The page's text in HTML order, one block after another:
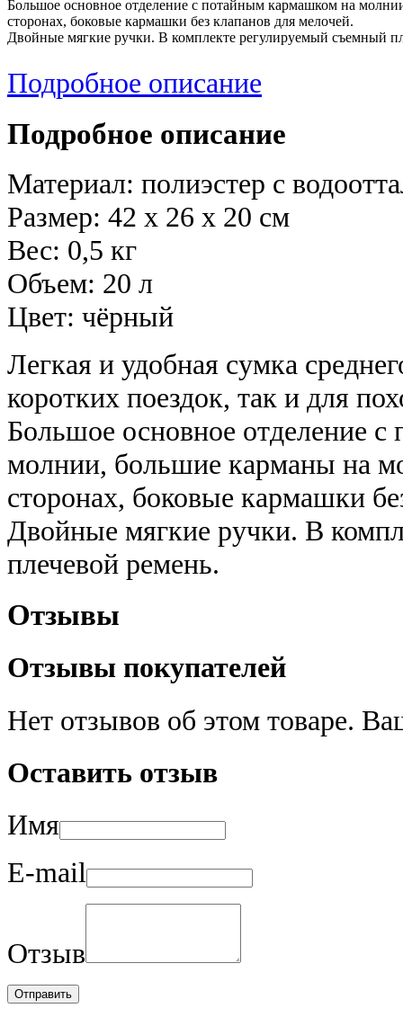
Большое основное отделение с потайным кармашком на
сторонах, боковые кармашки без клапанов для мелочей.
Двойные мягкие ручки. В комплекте регулируемый съемный
Подробное описание
Подробное описание
Материал: полиэстер с
Размер: 42 х 26 х 20 см
Вес: 0,5 кг
Объем: 20 л
Цвет: чёрный
Легкая и удобная сумка
коротких поездок, так и для
Большое основное отделение
молнии, большие карманы на
сторонах, боковые кармашки
Двойные мягкие ручки. В
плечевой ремень.
Отзывы
Отзывы покупателей
Нет отзывов об этом товаре.
Оставить отзыв
Имя
E-mail
Отзыв
Отправить